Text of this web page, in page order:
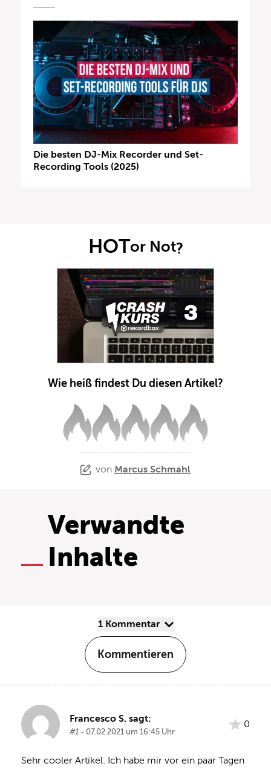
Die besten DJ-Mix Recorder und Set-
Recording Tools (2025)
HOTor Not?
Wie heiß findest Du diesen Artikel?
von Marcus Schmahl
Verwandte
Inhalte
1 Kommentar
Kommentieren
Francesco S. sagt:
#1 - 07.02.2021 um 16:45 Uhr
0
Sehr cooler Artikel. Ich habe mir vor ein paar Tagen